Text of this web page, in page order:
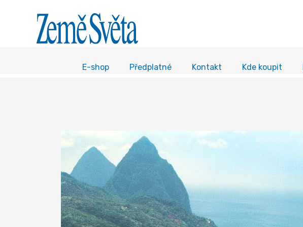
E-shop Předplatné Kontakt Kde koupit